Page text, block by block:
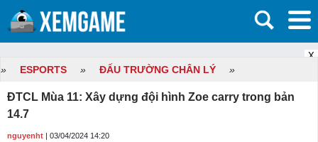
X
» ESPORTS » ĐẤU TRƯỜNG CHÂN LÝ »
ĐTCL Mùa 11: Xây dựng đội hình Zoe carry trong bản
14.7
nguyenht | 03/04/2024 14:20